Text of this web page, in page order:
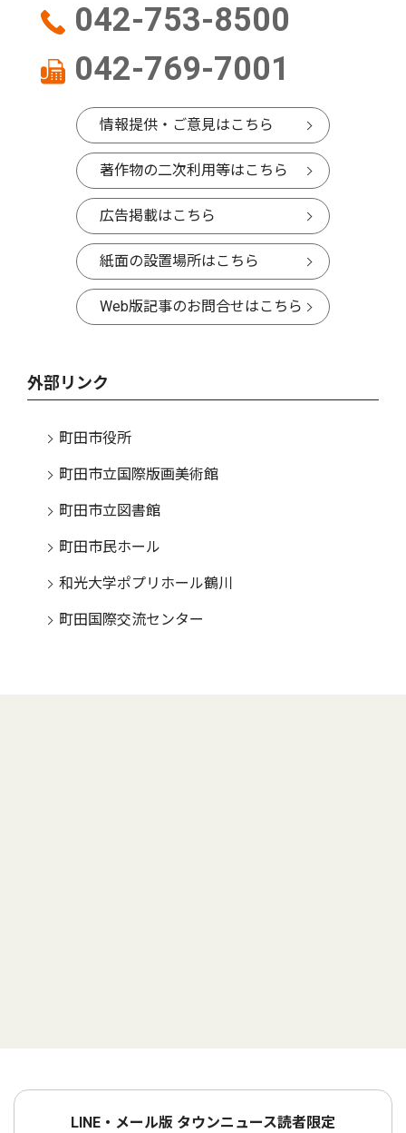
042-753-8500
042-769-7001
情報提供・ご意見はこちら
著作物の二次利用等はこちら
広告掲載はこちら
紙面の設置場所はこちら
Web版記事のお問合せはこちら
外部リンク
町田市役所
町田市立国際版画美術館
町田市立図書館
町田市民ホール
和光大学ポプリホール鶴川
町田国際交流センター
LINE・メール版 タウンニュース読者限定